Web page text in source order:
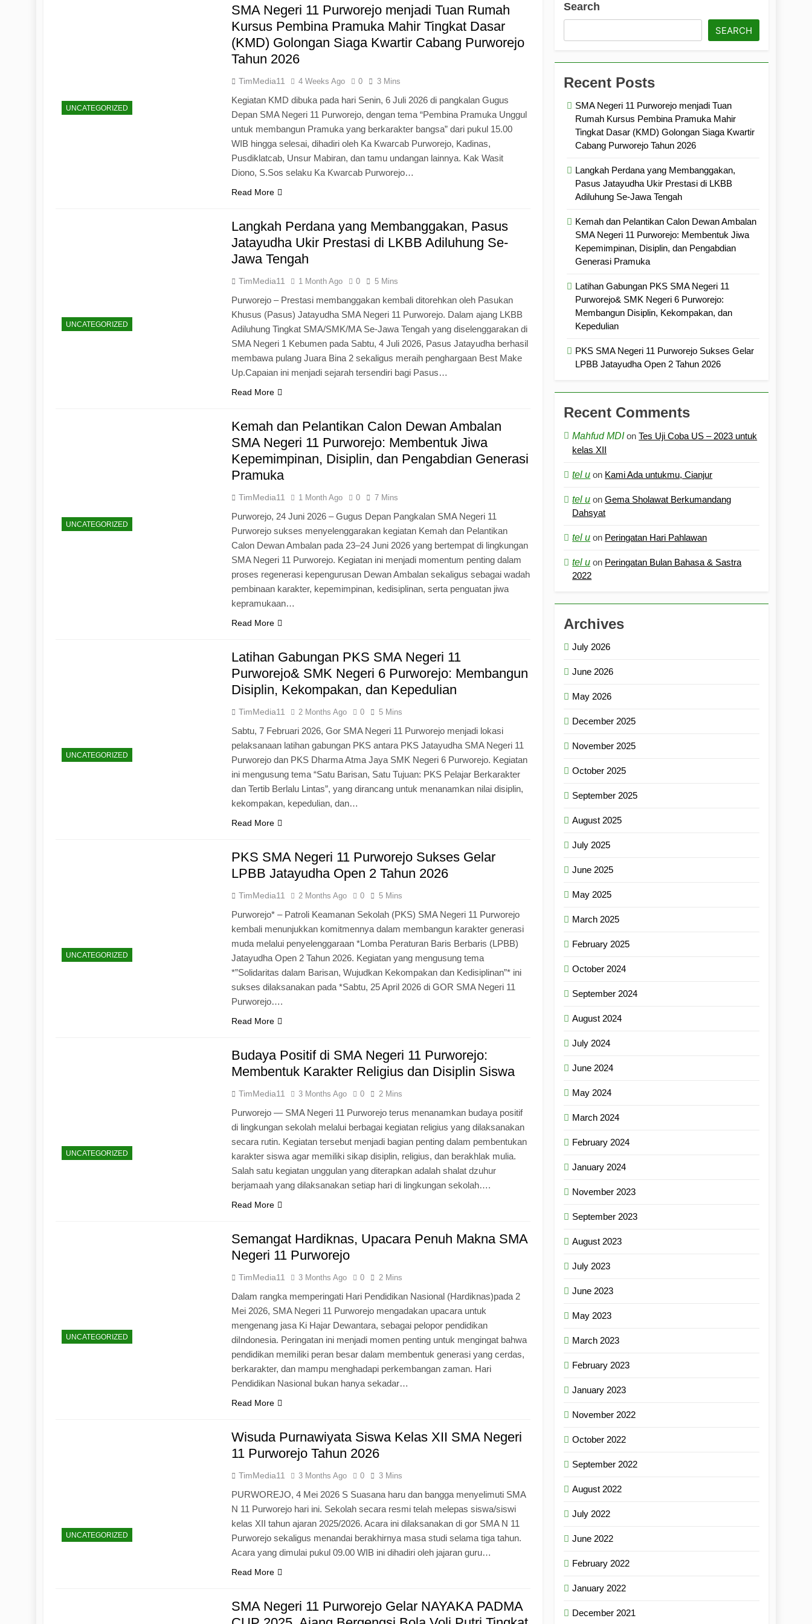
Pengabdian Generasi Pramuka
UNCATEGORIZED
SMA Negeri 11 Purworejo menjadi Tuan Rumah
Kursus Pembina Pramuka Mahir Tingkat Dasar
(KMD) Golongan Siaga Kwartir Cabang Purworejo
Tahun 2026
TimMedia11 4 Weeks Ago 0 3 Mins
Kegiatan KMD dibuka pada hari Senin, 6 Juli 2026 di pangkalan Gugus
Depan SMA Negeri 11 Purworejo, dengan tema “Pembina Pramuka Unggul
untuk membangun Pramuka yang berkarakter bangsa” dari pukul 15.00
WIB hingga selesai, dihadiri oleh Ka Kwarcab Purworejo, Kadinas,
Pusdiklatcab, Unsur Mabiran, dan tamu undangan lainnya. Kak Wasit
Diono, S.Sos selaku Ka Kwarcab Purworejo…
Read More
UNCATEGORIZED
Langkah Perdana yang Membanggakan, Pasus
Jatayudha Ukir Prestasi di LKBB Adiluhung Se-
Jawa Tengah
TimMedia11 1 Month Ago 0 5 Mins
Purworejo – Prestasi membanggakan kembali ditorehkan oleh Pasukan
Khusus (Pasus) Jatayudha SMA Negeri 11 Purworejo. Dalam ajang LKBB
Adiluhung Tingkat SMA/SMK/MA Se-Jawa Tengah yang diselenggarakan di
SMA Negeri 1 Kebumen pada Sabtu, 4 Juli 2026, Pasus Jatayudha berhasil
membawa pulang Juara Bina 2 sekaligus meraih penghargaan Best Make
Up.Capaian ini menjadi sejarah tersendiri bagi Pasus…
Read More
UNCATEGORIZED
Kemah dan Pelantikan Calon Dewan Ambalan
SMA Negeri 11 Purworejo: Membentuk Jiwa
Kepemimpinan, Disiplin, dan Pengabdian Generasi
Pramuka
TimMedia11 1 Month Ago 0 7 Mins
Purworejo, 24 Juni 2026 – Gugus Depan Pangkalan SMA Negeri 11
Purworejo sukses menyelenggarakan kegiatan Kemah dan Pelantikan
Calon Dewan Ambalan pada 23–24 Juni 2026 yang bertempat di lingkungan
SMA Negeri 11 Purworejo. Kegiatan ini menjadi momentum penting dalam
proses regenerasi kepengurusan Dewan Ambalan sekaligus sebagai wadah
pembinaan karakter, kepemimpinan, kedisiplinan, serta penguatan jiwa
kepramukaan…
Read More
UNCATEGORIZED
Latihan Gabungan PKS SMA Negeri 11
Purworejo& SMK Negeri 6 Purworejo: Membangun
Disiplin, Kekompakan, dan Kepedulian
TimMedia11 2 Months Ago 0 5 Mins
Sabtu, 7 Februari 2026, Gor SMA Negeri 11 Purworejo menjadi lokasi
pelaksanaan latihan gabungan PKS antara PKS Jatayudha SMA Negeri 11
Purworejo dan PKS Dharma Atma Jaya SMK Negeri 6 Purworejo. Kegiatan
ini mengusung tema “Satu Barisan, Satu Tujuan: PKS Pelajar Berkarakter
dan Tertib Berlalu Lintas”, yang dirancang untuk menanamkan nilai disiplin,
kekompakan, kepedulian, dan…
Read More
UNCATEGORIZED
PKS SMA Negeri 11 Purworejo Sukses Gelar
LPBB Jatayudha Open 2 Tahun 2026
TimMedia11 2 Months Ago 0 5 Mins
Purworejo* – Patroli Keamanan Sekolah (PKS) SMA Negeri 11 Purworejo
kembali menunjukkan komitmennya dalam membangun karakter generasi
muda melalui penyelenggaraan *Lomba Peraturan Baris Berbaris (LPBB)
Jatayudha Open 2 Tahun 2026. Kegiatan yang mengusung tema
*”Solidaritas dalam Barisan, Wujudkan Kekompakan dan Kedisiplinan”* ini
sukses dilaksanakan pada *Sabtu, 25 April 2026 di GOR SMA Negeri 11
Purworejo….
Read More
UNCATEGORIZED
Budaya Positif di SMA Negeri 11 Purworejo:
Membentuk Karakter Religius dan Disiplin Siswa
TimMedia11 3 Months Ago 0 2 Mins
Purworejo — SMA Negeri 11 Purworejo terus menanamkan budaya positif
di lingkungan sekolah melalui berbagai kegiatan religius yang dilaksanakan
secara rutin. Kegiatan tersebut menjadi bagian penting dalam pembentukan
karakter siswa agar memiliki sikap disiplin, religius, dan berakhlak mulia.
Salah satu kegiatan unggulan yang diterapkan adalah shalat dzuhur
berjamaah yang dilaksanakan setiap hari di lingkungan sekolah….
Read More
UNCATEGORIZED
Semangat Hardiknas, Upacara Penuh Makna SMA
Negeri 11 Purworejo
TimMedia11 3 Months Ago 0 2 Mins
Dalam rangka memperingati Hari Pendidikan Nasional (Hardiknas)pada 2
Mei 2026, SMA Negeri 11 Purworejo mengadakan upacara untuk
mengenang jasa Ki Hajar Dewantara, sebagai pelopor pendidikan
diIndonesia. Peringatan ini menjadi momen penting untuk mengingat bahwa
pendidikan memiliki peran besar dalam membentuk generasi yang cerdas,
berkarakter, dan mampu menghadapi perkembangan zaman. Hari
Pendidikan Nasional bukan hanya sekadar…
Read More
UNCATEGORIZED
Wisuda Purnawiyata Siswa Kelas XII SMA Negeri
11 Purworejo Tahun 2026
TimMedia11 3 Months Ago 0 3 Mins
PURWOREJO, 4 Mei 2026 S Suasana haru dan bangga menyelimuti SMA
N 11 Purworejo hari ini. Sekolah secara resmi telah melepas siswa/siswi
kelas XII tahun ajaran 2025/2026. Acara ini dilaksanakan di gor SMA N 11
Purworejo sekaligus menandai berakhirnya masa studi selama tiga tahun.
Acara yang dimulai pukul 09.00 WIB ini dihadiri oleh jajaran guru…
Read More
SMA Negeri 11 Purworejo Gelar NAYAKA PADMA
Search
SEARCH
Recent Posts
SMA Negeri 11 Purworejo menjadi Tuan
Rumah Kursus Pembina Pramuka Mahir
Tingkat Dasar (KMD) Golongan Siaga Kwartir
Cabang Purworejo Tahun 2026
Langkah Perdana yang Membanggakan,
Pasus Jatayudha Ukir Prestasi di LKBB
Adiluhung Se-Jawa Tengah
Kemah dan Pelantikan Calon Dewan Ambalan
SMA Negeri 11 Purworejo: Membentuk Jiwa
Kepemimpinan, Disiplin, dan Pengabdian
Generasi Pramuka
Latihan Gabungan PKS SMA Negeri 11
Purworejo& SMK Negeri 6 Purworejo:
Membangun Disiplin, Kekompakan, dan
Kepedulian
PKS SMA Negeri 11 Purworejo Sukses Gelar
LPBB Jatayudha Open 2 Tahun 2026
Recent Comments
Mahfud MDIonTes Uji Coba US – 2023 untuk
kelas XII
tel u on Kami Ada untukmu, Cianjur
tel u onGema Sholawat Berkumandang
Dahsyat
tel u on Peringatan Hari Pahlawan
tel u on Peringatan Bulan Bahasa & Sastra
2022
Archives
July 2026
June 2026
May 2026
December 2025
November 2025
October 2025
September 2025
August 2025
July 2025
June 2025
May 2025
March 2025
February 2025
October 2024
September 2024
August 2024
July 2024
June 2024
May 2024
March 2024
February 2024
January 2024
November 2023
September 2023
August 2023
July 2023
June 2023
May 2023
March 2023
February 2023
January 2023
November 2022
October 2022
September 2022
August 2022
July 2022
June 2022
February 2022
January 2022
December 2021